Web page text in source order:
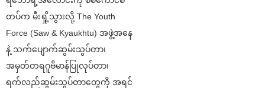
တပ်က မီးရှို့သွားလို့ The Youth
Force (Saw & Kyaukhtu) အဖွဲ့အနေ
နဲ့ သက်ပျောက်ဆွမ်းသွပ်တာ၊
အမှတ်တရဂူဗိမာန်ပြုလုပ်တာ၊
ရက်လည်ဆွမ်းသွပ်တာတွေကို အရင်